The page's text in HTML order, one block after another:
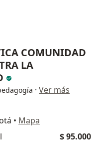
COMUNIDAD
LA
· Ver más
• Mapa
$ 95.000